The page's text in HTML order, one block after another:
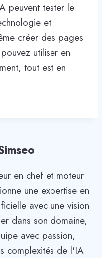
peuvent tester le
et
créer des pages
utiliser en
tout est en
en chef et moteur
une expertise en
avec une vision
dans son domaine,
avec passion,
complexités de l'IA